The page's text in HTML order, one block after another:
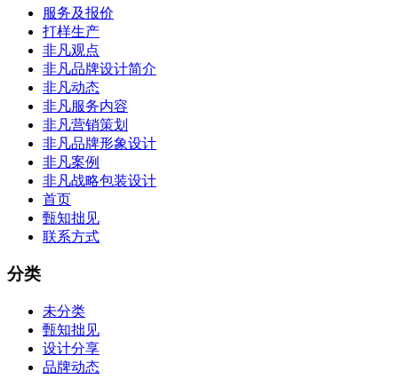
服务及报价
打样生产
非凡观点
非凡品牌设计简介
非凡动态
非凡服务内容
非凡营销策划
非凡品牌形象设计
非凡案例
非凡战略包装设计
首页
甄知拙见
联系方式
分类
未分类
甄知拙见
设计分享
品牌动态